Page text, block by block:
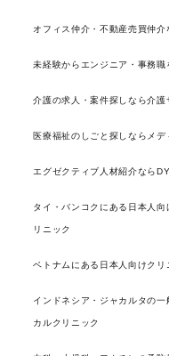
オフィス仲介・不動産売買仲介
未経験からエンジニア・事務職
介護の求人・案件探しなら介護
医療福祉のしごと探しならメデ
エグゼクティブ人材紹介なら
タイ・バンコクにある日本人
リニック
ベトナムにある日本人向けク
インドネシア・ジャカルタの
カルクリニック